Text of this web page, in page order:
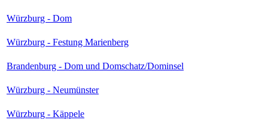
Würzburg - Dom
Würzburg - Festung Marienberg
Brandenburg - Dom und Domschatz/Dominsel
Würzburg - Neumünster
Würzburg - Käppele